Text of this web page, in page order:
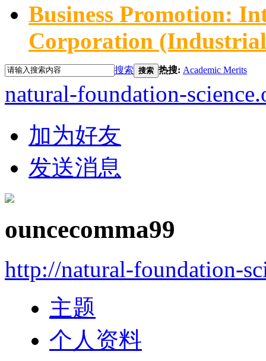
Business Promotion:
Corporation
搜索 搜索 热搜: Academic Merits
natural-foundation-
加为好友
发送消息
ouncecomma99
http://natural-foundation-
主题
个人资料